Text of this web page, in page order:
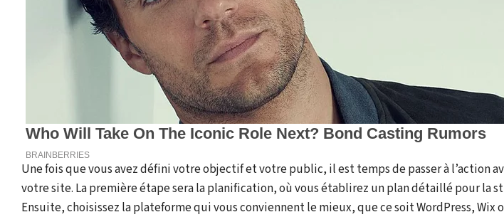
Une fois que vous avez défini votre objectif et votre public, il est temps de passer à l’action
votre site. La première étape sera la planification, où vous établirez un plan détaillé pour la
Ensuite, choisissez la plateforme qui vous conviennent le mieux, que ce soit WordPress, Wix